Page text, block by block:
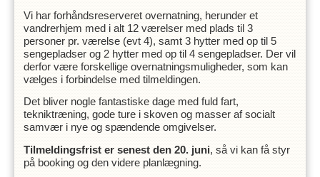
Vi har forhåndsreserveret overnatning, herunder et
vandrerhjem med i alt 12 værelser med plads til 3
personer pr. værelse (evt 4), samt 3 hytter med op til 5
sengepladser og 2 hytter med op til 4 sengepladser. Der vil
derfor være forskellige overnatningsmuligheder, som kan
vælges i forbindelse med tilmeldingen.
Det bliver nogle fantastiske dage med fuld fart,
tekniktræning, gode ture i skoven og masser af socialt
samvær i nye og spændende omgivelser.
Tilmeldingsfrist er senest den 20. juni, så vi kan få styr
på booking og den videre planlægning.